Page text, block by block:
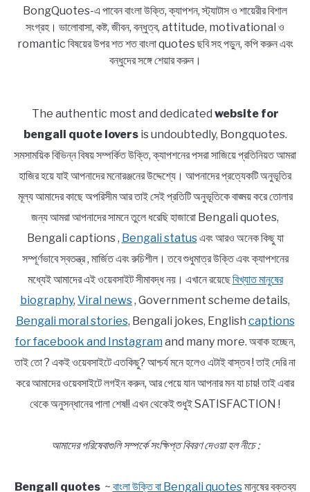
BongQuotes-এ পাবেন বাংলা উক্তি, ক্যাপশন, স্ট্যাটাস ও শায়েরীর বিশাল
সংগ্রহ। ভালোবাসা, কষ্ট, জীবন, বন্ধুত্ব, attitude, motivational ও
romantic বিষয়ের উপর শত শত বাংলা quotes ছবি সহ পড়ুন, কপি করুন এবং
বন্ধুদের সঙ্গে শেয়ার করুন।
The authentic most and dedicated website for
bengali quote loversis undoubtedly, Bongquotes.
সমসাময়িক বিভিন্ন বিষয় সম্পর্কিত উক্তি, ক্যাপশনের পসরা সাজিয়ে প্রতিনিয়ত আমরা
হাজির হয়ে যাই আপনাদের মনোরঞ্জনের উদ্দেশ্যে। আপনাদের প্রত্যেকটি অনুভূতির
মূল্য আমাদের কাছে অপরিসীম আর তাই সেই প্রতিটি অনুভূতিকে বাঙ্ময় করে তোলার
জন্য আমরা আপনাদের সামনে তুলে ধরেছি হাজারো Bengali quotes,
Bengali captions , Bengali statusএবং আরও অনেক কিছু যা
সম্পূর্ণভাবে স্বতন্ত্র , মার্জিত এবং রুচিশীল। তবে শুধুমাত্র উক্তি এবং ক্যাপশনের
মধ্যেই আমাদের এই ওয়েবসাইট সীমাবদ্ধ নয়। এখানে রয়েছেবিখ্যাত মানুষের
biography, Viral news, Government scheme details,
Bengali moral stories, Bengali jokes, English captions
for facebook and Instagram and many more. অবাক হচ্ছেন,
তাই তো ? একই ওয়েবসাইটে এতকিছু? আশ্চর্য মনে হলেও এটাই বাস্তব ! তাই দেরি না
করে আমাদের ওয়েবসাইটে লগইন করুন, আর পেয়ে যান আপনার মন যা চায়! তাই এবার
থেকে অনুসন্ধানের পালা শেষ!! এখন থেকেই শুধুই SATISFACTION !
আমাদের পরিষেবাগুলি সম্পর্কে সংক্ষিপ্ত বিবরণ দেওয়া হল নীচে :
Bengali quotes~ বাংলা উক্তি বা Bengali quotesমানুষের বক্তব্য